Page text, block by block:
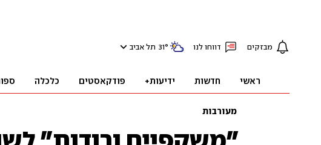
מבזקים דווחו לנו 31° תל אביב
ראשי חדשות ידיעות+ פודקאסטים כלכלה
מעורבות